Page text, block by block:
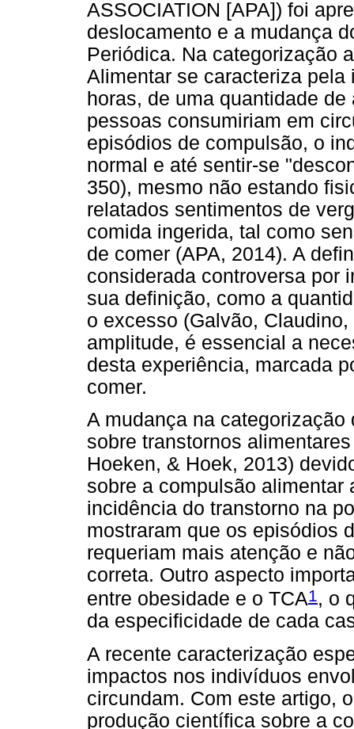
ASSOCIATION [APA]) foi
deslocamento e a mudança
Periódica. Na categorização
Alimentar se caracteriza
horas, de uma quantidade
pessoas consumiriam em
episódios de compulsão, o
normal e até sentir-se
350), mesmo não estando
relatados sentimentos de
comida ingerida, tal como
de comer (APA, 2014). A
considerada controversa por
sua definição, como a
o excesso (Galvão,
amplitude, é essencial a
desta experiência, marcada
comer.
A mudança na
sobre transtornos
Hoeken, & Hoek, 2013)
sobre a compulsão alimentar
incidência do transtorno na
mostraram que os episódios
requeriam mais atenção e
correta. Outro aspecto
entre obesidade e o TCA1, o
da especificidade de cada
A recente caracterização
impactos nos indivíduos
circundam. Com este artigo,
produção científica sobre a